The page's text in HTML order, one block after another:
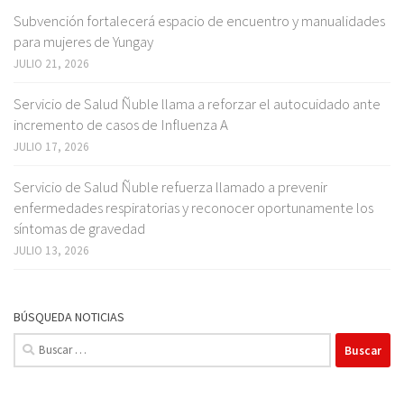
Subvención fortalecerá espacio de encuentro y manualidades
para mujeres de Yungay
JULIO 21, 2026
Servicio de Salud Ñuble llama a reforzar el autocuidado ante
incremento de casos de Influenza A
JULIO 17, 2026
Servicio de Salud Ñuble refuerza llamado a prevenir
enfermedades respiratorias y reconocer oportunamente los
síntomas de gravedad
JULIO 13, 2026
BÚSQUEDA NOTICIAS
Buscar: